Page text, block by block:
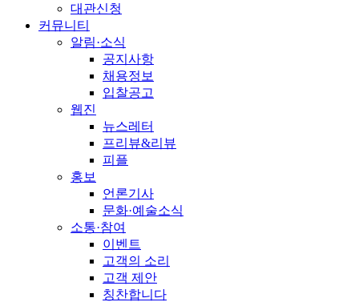
대관신청
커뮤니티
알림·소식
공지사항
채용정보
입찰공고
웹진
뉴스레터
프리뷰&리뷰
피플
홍보
언론기사
문화·예술소식
소통·참여
이벤트
고객의 소리
고객 제안
칭찬합니다